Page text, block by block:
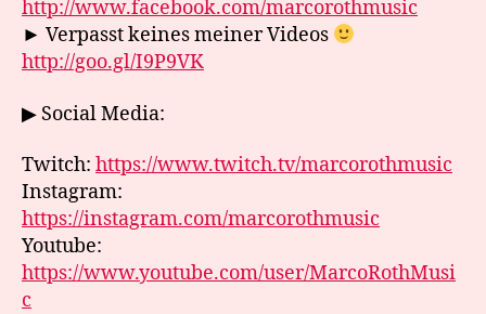
http://www.facebook.com/marcorothmusic
► Verpasst keines meiner Videos
http://goo.gl/I9P9VK
▶ Social Media:
Twitch: https://www.twitch.tv/marcorothmusic
Instagram:
https://instagram.com/marcorothmusic
Youtube:
https://www.youtube.com/user/MarcoRothMusi
c